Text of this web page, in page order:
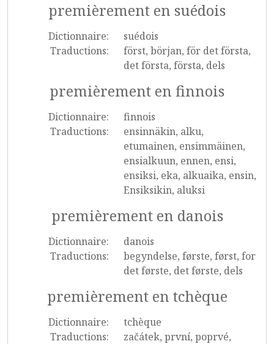
premièrement en suédois
Dictionnaire:
suédois
Traductions:
först, början, för det första,
det första, första, dels
premièrement en finnois
Dictionnaire:
finnois
Traductions:
ensinnäkin, alku,
etumainen, ensimmäinen,
ensialkuun, ennen, ensi,
ensiksi, eka, alkuaika, ensin,
Ensiksikin, aluksi
premièrement en danois
Dictionnaire:
danois
Traductions:
begyndelse, første, først, for
det første, det første, dels
premièrement en tchèque
Dictionnaire:
tchèque
Traductions:
začátek, první, poprvé,